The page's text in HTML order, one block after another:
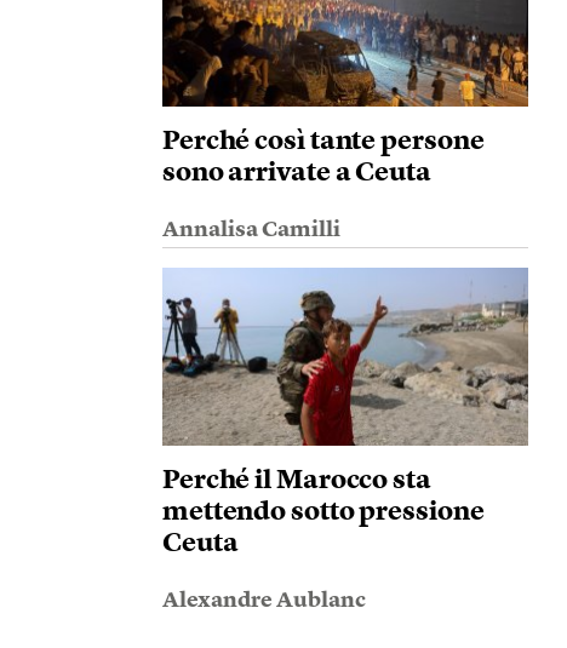
Perché così tante persone
sono arrivate a Ceuta
Annalisa Camilli
Perché il Marocco sta
mettendo sotto pressione
Ceuta
Alexandre Aublanc